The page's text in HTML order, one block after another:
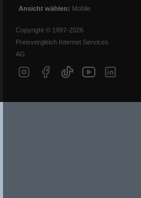
Ansicht wählen: Mobile
Copyright © 1997-2026
Preisvergleich Internet Services
AG